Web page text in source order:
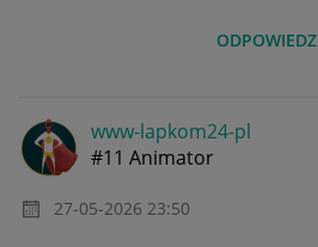
ODPOWIEDZ
www-lapkom24-pl
#11 Animator
‎27-05-2026 23:50